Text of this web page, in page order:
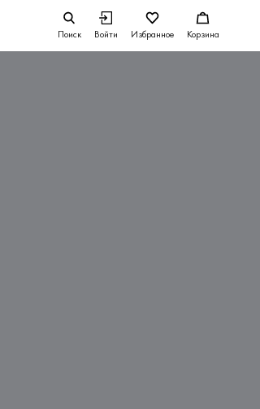
Поиск Войти Избранное Корзина